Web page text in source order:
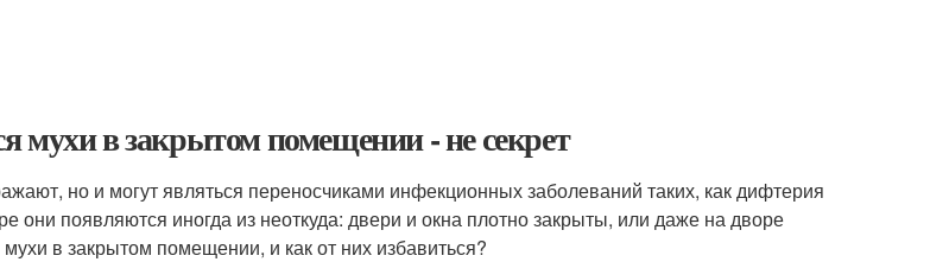
мухи в закрытом помещении - не секрет
но и могут являться переносчиками инфекционных заболеваний таких, как дифтерия
они появляются иногда из неоткуда: двери и окна плотно закрыты, или даже на дворе
мухи в закрытом помещении, и как от них избавиться?